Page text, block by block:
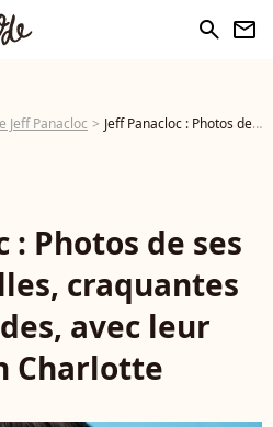
search newsletter
Jeff Panacloc Jeff Panacloc : Photos de ses adorables filles, craquantes têtes blondes, avec leur maman Charlotte - Vidéo
: Photos de ses
craquantes
avec leur
Charlotte